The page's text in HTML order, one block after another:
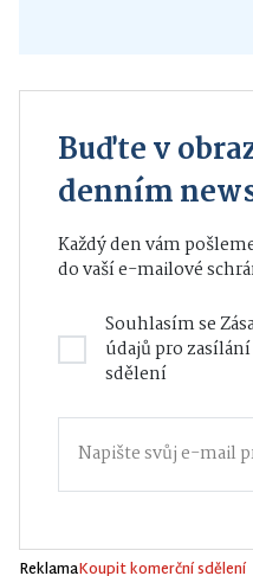
Buďte v
denním
Každý den vám
do vaší e-mailové
Souhlasím se
údajůpro
sdělení
ReklamaKoupit komerční sdělení